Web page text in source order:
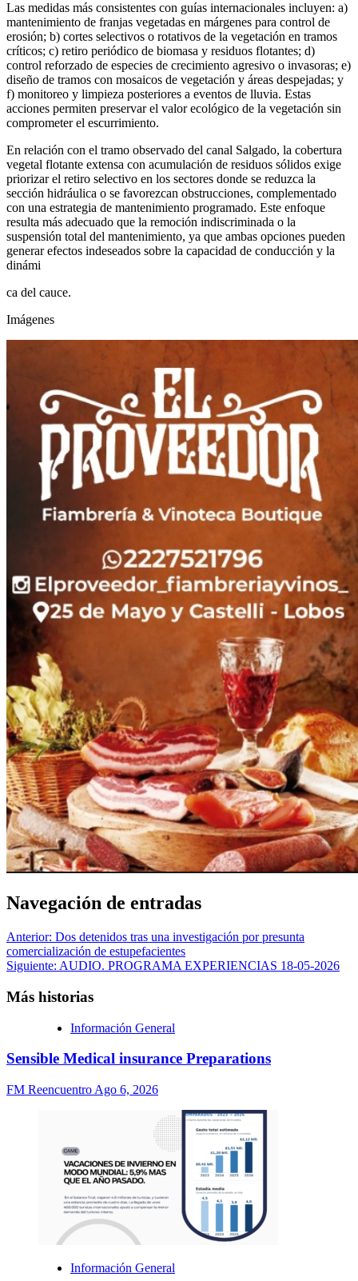
Las medidas más consistentes con guías internacionales incluyen: a)
mantenimiento de franjas vegetadas en márgenes para control de
erosión; b) cortes selectivos o rotativos de la vegetación en tramos
críticos; c) retiro periódico de biomasa y residuos flotantes; d)
control reforzado de especies de crecimiento agresivo o invasoras; e)
diseño de tramos con mosaicos de vegetación y áreas despejadas; y
f) monitoreo y limpieza posteriores a eventos de lluvia. Estas
acciones permiten preservar el valor ecológico de la vegetación sin
comprometer el escurrimiento.
En relación con el tramo observado del canal Salgado, la cobertura
vegetal flotante extensa con acumulación de residuos sólidos exige
priorizar el retiro selectivo en los sectores donde se reduzca la
sección hidráulica o se favorezcan obstrucciones, complementado
con una estrategia de mantenimiento programado. Este enfoque
resulta más adecuado que la remoción indiscriminada o la
suspensión total del mantenimiento, ya que ambas opciones pueden
generar efectos indeseados sobre la capacidad de conducción y la
dinámi
ca del cauce.
Imágenes
Navegación de entradas
Anterior: Dos detenidos tras una investigación por presunta
comercialización de estupefacientes
Siguiente: AUDIO. PROGRAMA EXPERIENCIAS 18-05-2026
Más historias
Información General
Sensible Medical insurance Preparations
FM Reencuentro Ago 6, 2026
Información General